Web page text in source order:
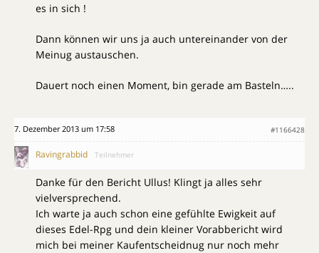
es in sich !
Dann können wir uns ja auch untereinander von der
Meinug austauschen.
Dauert noch einen Moment, bin gerade am Basteln…..
7. Dezember 2013 um 17:58 #1166428
Ravingrabbid Teilnehmer
Danke für den Bericht Ullus! Klingt ja alles sehr
vielversprechend.
Ich warte ja auch schon eine gefühlte Ewigkeit auf
dieses Edel-Rpg und dein kleiner Vorabbericht wird
mich bei meiner Kaufentscheidnug nur noch mehr